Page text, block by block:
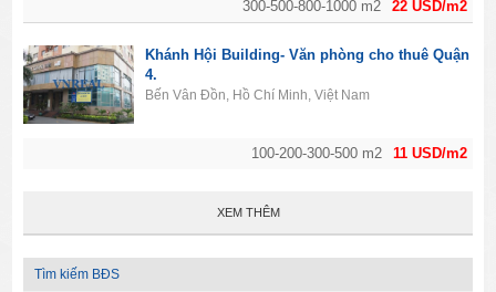
22 USD/m2
300-500-800-1000 m2
11 USD/m2
100-200-300-500 m2
Khánh Hội Building- Văn phòng cho thuê Quận
4.
Bến Vân Đồn, Hồ Chí Minh, Việt Nam
XEM THÊM
Tìm kiếm BĐS